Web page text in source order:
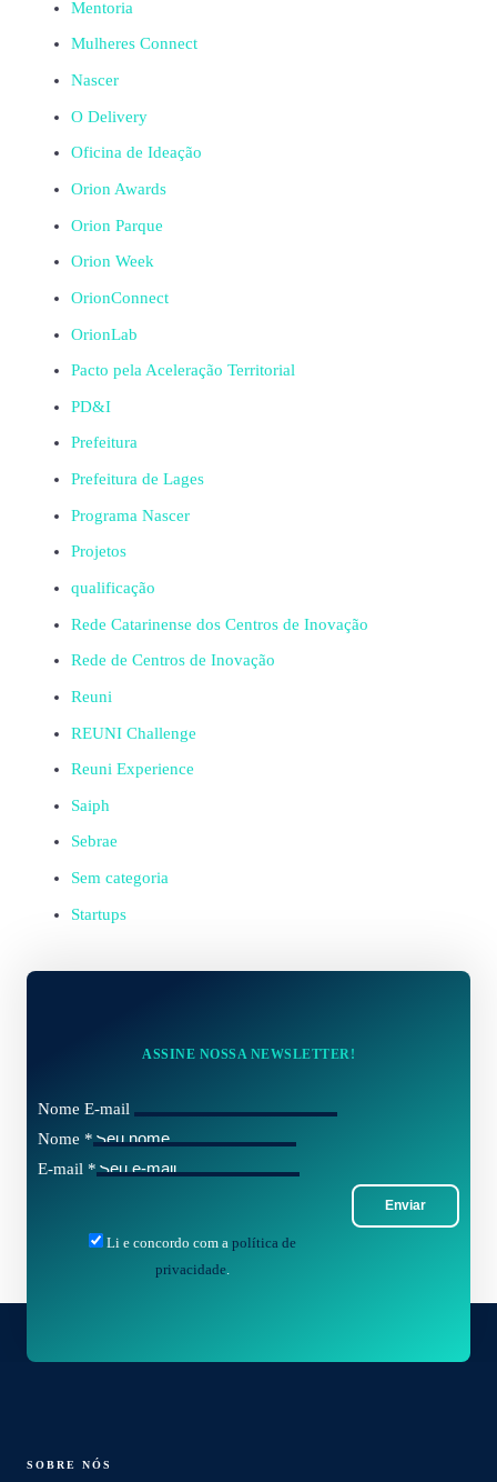
Mentoria
Mulheres Connect
Nascer
O Delivery
Oficina de Ideação
Orion Awards
Orion Parque
Orion Week
OrionConnect
OrionLab
Pacto pela Aceleração Territorial
PD&I
Prefeitura
Prefeitura de Lages
Programa Nascer
Projetos
qualificação
Rede Catarinense dos Centros de Inovação
Rede de Centros de Inovação
Reuni
REUNI Challenge
Reuni Experience
Saiph
Sebrae
Sem categoria
Startups
ASSINE NOSSA NEWSLETTER!
Nome E-mail
Nome *
E-mail *
Enviar
Li e concordo com a política de
privacidade.
SOBRE NÓS